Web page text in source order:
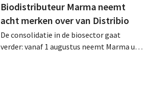
Biodistributeur Marma neemt
acht merken over van Distribio
De consolidatie in de biosector gaat
verder: vanaf 1 augustus neemt Marma uit